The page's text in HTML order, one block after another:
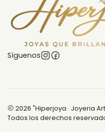
Síguenos
2026 "Hiperjoya · Joyeria
Todos los derechos